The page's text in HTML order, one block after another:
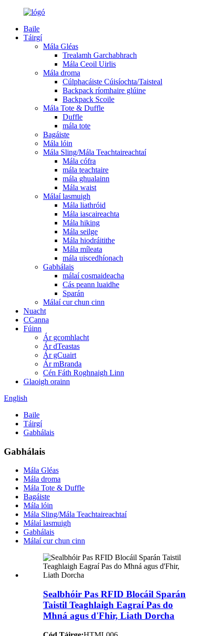
Baile
Táirgí
Mála Gléas
Trealamh Garchabhrach
Mála Ceoil Uirlis
Mála droma
Cúlphacáiste Cúisíochta/Taisteal
Backpack ríomhaire glúine
Backpack Scoile
Mála Tote & Duffle
Duffle
mála tote
Bagáiste
Mála lóin
Mála Sling/Mála Teachtaireachtaí
Mála cófra
mála teachtaire
mála ghualainn
Mála waist
Málaí lasmuigh
Mála liathróid
Mála iascaireachta
Mála hiking
Mála seilge
Mála hiodráitithe
Mála míleata
mála uiscedhíonach
Gabhálais
málaí cosmaideacha
Cás peann luaidhe
Sparán
Málaí cur chun cinn
Nuacht
CCanna
Fúinn
Ár gcomhlacht
Ár dTeastas
Ár gCuairt
Ár mBranda
Cén Fáth Roghnaigh Linn
Glaoigh orainn
English
Baile
Táirgí
Gabhálais
Gabhálais
Mála Gléas
Mála droma
Mála Tote & Duffle
Bagáiste
Mála lóin
Mála Sling/Mála Teachtaireachtaí
Málaí lasmuigh
Gabhálais
Málaí cur chun cinn
Sealbhóir Pas RFID Blocáil Sparán
Taistil Teaghlaigh Eagraí Pas do
Mhná agus d'Fhir, Liath Dorcha